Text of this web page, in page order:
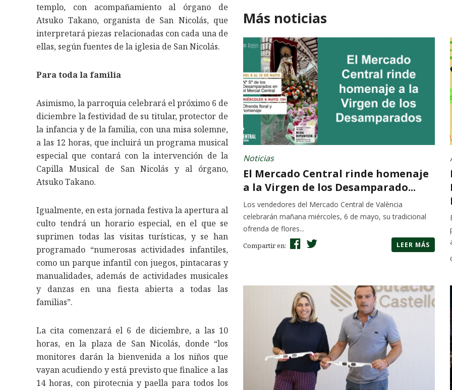
templo, con acompañamiento al órgano de
Atsuko Takano, organista de San Nicolás, que
interpretará piezas relacionadas con cada una de
ellas, según fuentes de la iglesia de San Nicolás.
Para toda la familia
Asimismo, la parroquia celebrará el próximo 6 de
diciembre la festividad de su titular, protector de
la infancia y de la familia, con una misa solemne,
a las 12 horas, que incluirá un programa musical
especial que contará con la intervención de la
Capilla Musical de San Nicolás y al órgano,
Atsuko Takano.
Igualmente, en esta jornada festiva la apertura al
culto tendrá un horario especial, en el que se
suprimen todas las visitas turísticas, y se han
programado “numerosas actividades infantiles,
como un parque infantil con juegos, pintacaras y
manualidades, además de actividades musicales
y danzas en una fiesta abierta a todas las
familias”.
La cita comenzará el 6 de diciembre, a las 10
horas, en la plaza de San Nicolás, donde “los
monitores darán la bienvenida a los niños que
vayan acudiendo y está previsto que finalice a las
14 horas, con pirotecnia y paella para todos los
Más noticias
Noticias
El Mercado Central rinde homenaje
a la Virgen de los Desamparado...
Los vendedores del Mercado Central de València
celebrarán mañana miércoles, 6 de mayo, su tradicional
ofrenda de flores...
Compartir en: LEER MÁS